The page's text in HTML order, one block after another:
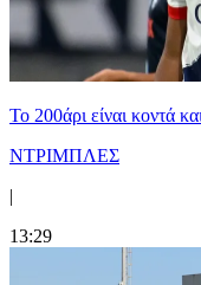
Το 200άρι είναι κοντά
ΝΤΡΙΜΠΛΕΣ
|
13:29